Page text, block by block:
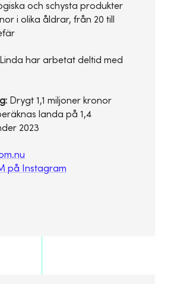
och schysta produkter
i olika åldrar, från 20 till
Linda har arbetat deltid med
Drygt 1,1 miljoner kronor
landa på 1,4
2023
på Instagram